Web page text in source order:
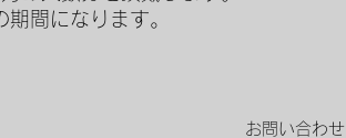
間になります。
お問い合わせ